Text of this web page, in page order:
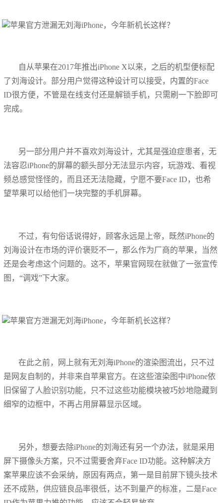
自从苹果在2017年推出iPhone X以来，之后的机型便标配
了刘海设计。部分用户觉得这种设计可以接受，内置的Face
ID很方便，不管是在线支付还是解锁手机，只需刷一下脸即可
完成。
另一部分用户并不喜欢刘海设计，尤其是强迫症患者，无
法容忍iPhone的屏幕的额头部分无法显示内容，玩游戏、看视
频总感觉怪怪的，而且还无法隐藏，宁愿不要Face ID，也希
望苹果可以给他们一块完整的手机屏幕。
不过，有句俗话说得好，顾客永远是上帝，既然iPhone的
刘海设计在市场的评价褒贬不一，那么作为厂商的苹果，当然
还是会考虑这个问题的。这不，苹果官网现在就做了一张宣传
图，“调戏”下大家。
在此之前，网上就有无刘海iPhone的渲染图流出，只不过
是网友自制的，并非来自苹果官方。在这些渲染图中iPhone依
旧保留了人脸识别功能，只不过这些功能模块被巧妙地隐藏到
细窄的边框中，不再占用屏幕显示区域。
另外，想要去除iPhone的刘海还有另一个办法，就是采用
屏下摄像头方案，只不过需要舍弃Face ID功能。这种解决方
案苹果应该不会采纳，原因有两点，第一是目前屏下镜头技术
还不成熟，供应链良品率很低，达不到量产的标准，二是Face